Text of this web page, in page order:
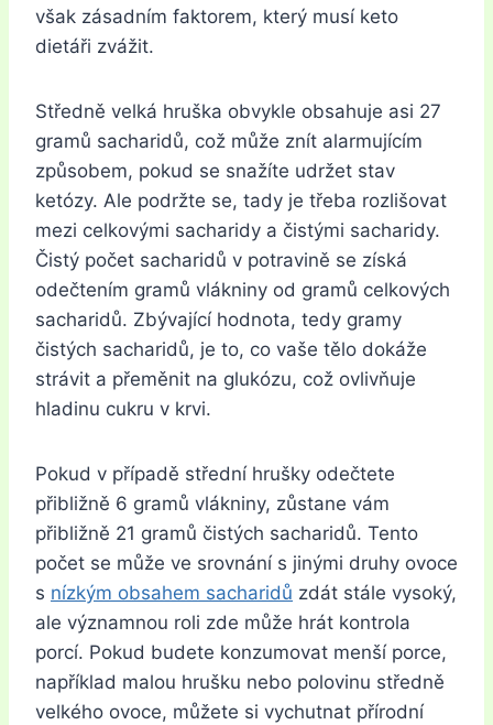
však zásadním faktorem, který musí keto
dietáři zvážit.
Středně velká hruška obvykle obsahuje asi 27
gramů sacharidů, což může znít alarmujícím
způsobem, pokud se snažíte udržet stav
ketózy. Ale podržte se, tady je třeba rozlišovat
mezi celkovými sacharidy a čistými sacharidy.
Čistý počet sacharidů v potravině se získá
odečtením gramů vlákniny od gramů celkových
sacharidů. Zbývající hodnota, tedy gramy
čistých sacharidů, je to, co vaše tělo dokáže
strávit a přeměnit na glukózu, což ovlivňuje
hladinu cukru v krvi.
Pokud v případě střední hrušky odečtete
přibližně 6 gramů vlákniny, zůstane vám
přibližně 21 gramů čistých sacharidů. Tento
počet se může ve srovnání s jinými druhy ovoce
s nízkým obsahem sacharidů zdát stále vysoký,
ale významnou roli zde může hrát kontrola
porcí. Pokud budete konzumovat menší porce,
například malou hrušku nebo polovinu středně
velkého ovoce, můžete si vychutnat přírodní